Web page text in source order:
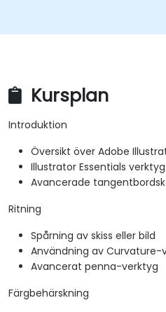
Kursplan
Introduktion
Översikt över Adobe
Illustrator Essentials
Avancerade
Ritning
Spårning av skiss eller bild
Användning av Curvature-
Avancerat penna-verktyg
Färgbehärskning